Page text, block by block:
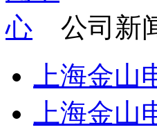
公司新
上海金
上海金